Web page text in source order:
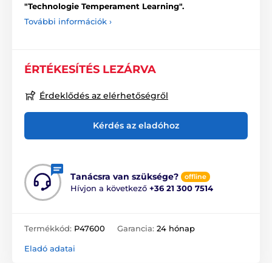
"Technologie Temperament Learning".
További információk ›
ÉRTÉKESÍTÉS LEZÁRVA
Érdeklődés az elérhetőségről
Kérdés az eladóhoz
Tanácsra van szüksége? offline
Hívjon a következő +36 21 300 7514
Termékkód: P47600 Garancia: 24 hónap
Eladó adatai